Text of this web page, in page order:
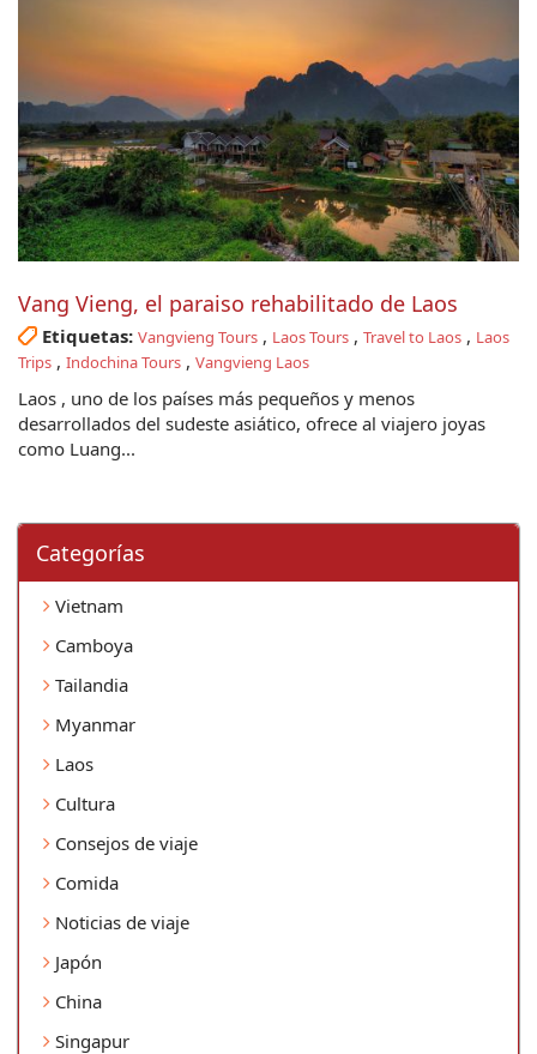
Vang Vieng, el paraiso rehabilitado de Laos
Etiquetas: Vangvieng Tours , Laos Tours , Travel to Laos , Laos
Trips , Indochina Tours , Vangvieng Laos
Laos , uno de los países más pequeños y menos
desarrollados del sudeste asiático, ofrece al viajero joyas
como Luang...
Categorí­as
Vietnam
Camboya
Tailandia
Myanmar
Laos
Cultura
Consejos de viaje
Comida
Noticias de viaje
Japón
China
Singapur